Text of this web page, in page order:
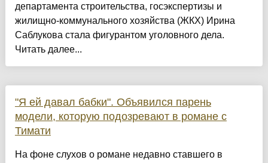
департамента строительства, госэкспертизы и
жилищно-коммунального хозяйства (ЖКХ) Ирина
Саблукова стала фигурантом уголовного дела.
Читать далее...
"Я ей давал бабки". Объявился парень
модели, которую подозревают в романе с
Тимати
На фоне слухов о романе недавно ставшего в